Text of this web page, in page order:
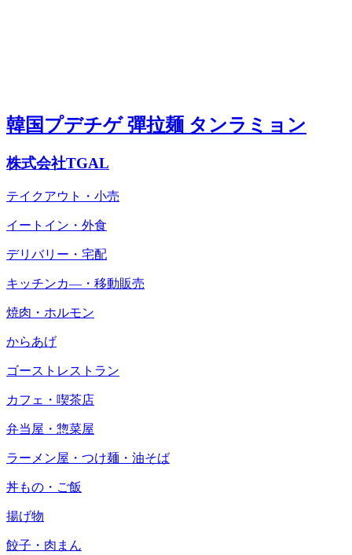
韓国プデチゲ 彈拉麺 タンラミョン
株式会社TGAL
テイクアウト・小売
イートイン・外食
デリバリー・宅配
キッチンカ―・移動販売
焼肉・ホルモン
からあげ
ゴーストレストラン
カフェ・喫茶店
弁当屋・惣菜屋
ラーメン屋・つけ麺・油そば
丼もの・ご飯
揚げ物
餃子・肉まん